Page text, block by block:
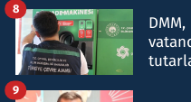
8
9